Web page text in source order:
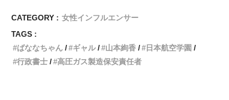
CATEGORY : 女性インフルエンサー
TAGS :
ばななちゃん
ギャル 山本絢香
日本航空学園
行政書士
高圧ガス製造保安責任者